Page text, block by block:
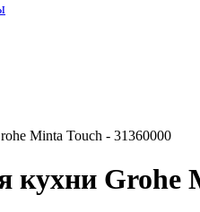
Minta Touch - 31360000
кухни Grohe